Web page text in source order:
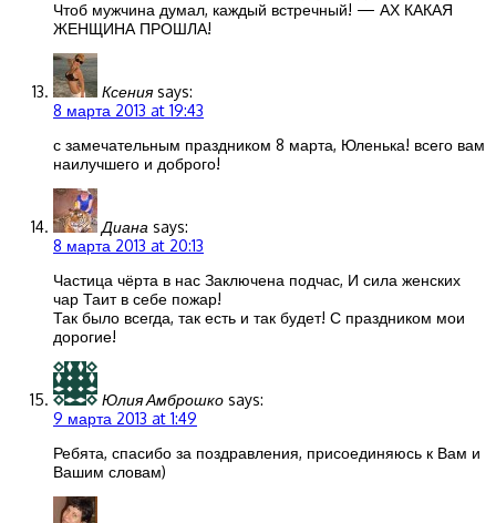
Чтоб мужчина думал, каждый встречный! — АХ КАКАЯ
ЖЕНЩИНА ПРОШЛА!
Ксения says:
8 марта 2013 at 19:43
с замечательным праздником 8 марта, Юленька! всего вам
наилучшего и доброго!
Диана says:
8 марта 2013 at 20:13
Частица чёрта в нас Заключена подчас, И сила женских
чар Таит в себе пожар!
Так было всегда, так есть и так будет! С праздником мои
дорогие!
Юлия Амброшко says:
9 марта 2013 at 1:49
Ребята, спасибо за поздравления, присоединяюсь к Вам и
Вашим словам)